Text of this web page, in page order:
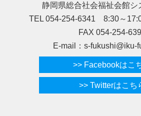
静岡県総合社会福祉会館シ
TEL 054-254-6341 8:30～
FAX 054-254-
E-mail：s-fukushi@iku-
>> Facebookはこ
>> Twitterはこち